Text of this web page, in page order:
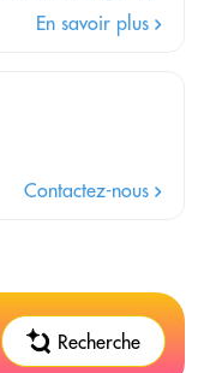
En savoir plus
Contactez-nous
Recherche